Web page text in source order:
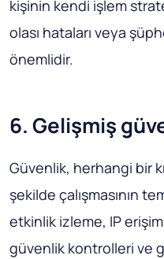
kişinin kendi işlem
olası hataları veya
önemlidir.
6. Gelişmiş
Güvenlik, herhangi bir
şekilde çalışmasının
etkinlik izleme, IP erişim
güvenlik kontrolleri ve